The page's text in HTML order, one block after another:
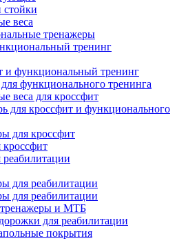
веса
тренажеры
тренинг
и функциональный тренинг
функционального тренинга
веса для кроссфит
для кроссфит и функционального
для кроссфит
для реабилитации
для реабилитации
и МТБ
для реабилитации
покрытия